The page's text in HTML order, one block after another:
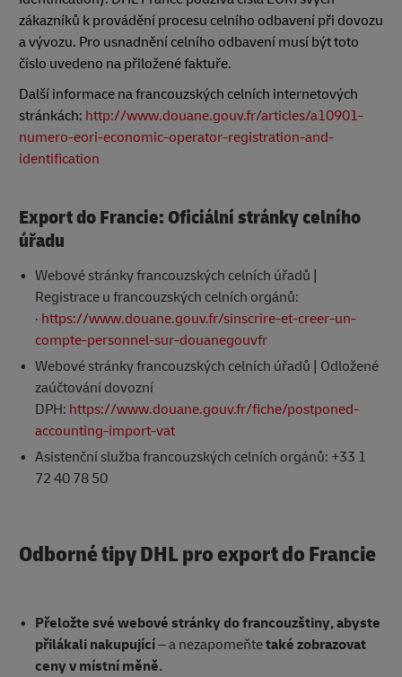
zákazníků k provádění procesu celního odbavení při dovozu
a vývozu. Pro usnadnění celního odbavení musí být toto
číslo uvedeno na přiložené faktuře.
Další informace na francouzských celních internetových
stránkách: http://www.douane.gouv.fr/articles/a10901-
numero-eori-economic-operator-registration-and-
identification
Export do Francie: Oficiální stránky celního
úřadu
Webové stránky francouzských celních úřadů |
Registrace u francouzských celních orgánů:
· https://www.douane.gouv.fr/sinscrire-et-creer-un-
compte-personnel-sur-douanegouvfr
Webové stránky francouzských celních úřadů | Odložené
zaúčtování dovozní
DPH: https://www.douane.gouv.fr/fiche/postponed-
accounting-import-vat
Asistenční služba francouzských celních orgánů: +33 1
72 40 78 50
Odborné tipy DHL pro export do Francie
Přeložte své webové stránky do francouzštiny, abyste
přilákali nakupující– a nezapomeňtetaké zobrazovat
ceny v místní měně.